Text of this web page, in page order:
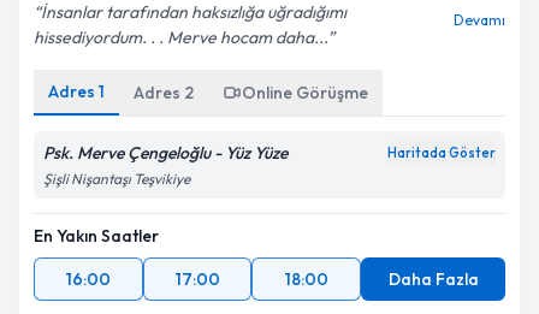
İnsanlar tarafından haksızlığa uğradığımı
hissediyordum. . . Merve hocam daha...
Devamı
Adres 1 Adres 2 Online Görüşme
Psk. Merve Çengeloğlu - Yüz Yüze Haritada Göster
Şişli Nişantaşı Teşvikiye
En Yakın Saatler
16:00
17:00 18:00 Daha Fazla